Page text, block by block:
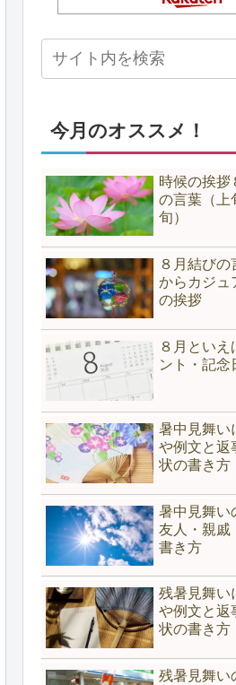
今月のオススメ！
時候の挨拶
の言葉（上
旬）
８月結びの
からカジュ
の挨拶
８月とい
ント・記念
暑中見舞い
や例文と返
状の書き方
暑中見舞い
友人・親戚
書き方
残暑見舞い
や例文と返
状の書き方
残暑見舞い